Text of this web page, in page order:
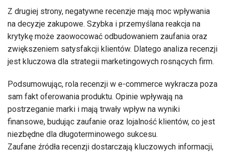
Z drugiej strony, negatywne recenzje mają moc wpływania
na decyzje zakupowe. Szybka i przemyślana reakcja na
krytykę może zaowocować odbudowaniem zaufania oraz
zwiększeniem satysfakcji klientów. Dlatego analiza recenzji
jest kluczowa dla strategii marketingowych rosnących firm.
Podsumowując, rola recenzji w e-commerce wykracza poza
sam fakt oferowania produktu. Opinie wpływają na
postrzeganie marki i mają trwały wpływ na wyniki
finansowe, budując zaufanie oraz lojalność klientów, co jest
niezbędne dla długoterminowego sukcesu.
Zaufane źródła recenzji dostarczają kluczowych informacji,